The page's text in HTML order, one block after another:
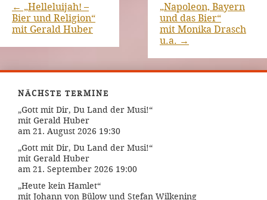
← „Helleluijah! –
Bier und Religion“
mit Gerald Huber
„Napoleon, Bayern
und das Bier“
mit Monika Drasch
u.a. →
NÄCHSTE TERMINE
„Gott mit Dir, Du Land der Musi!“
mit Gerald Huber
am 21. August 2026 19:30
„Gott mit Dir, Du Land der Musi!“
mit Gerald Huber
am 21. September 2026 19:00
„Heute kein Hamlet“
mit Johann von Bülow und Stefan Wilkening